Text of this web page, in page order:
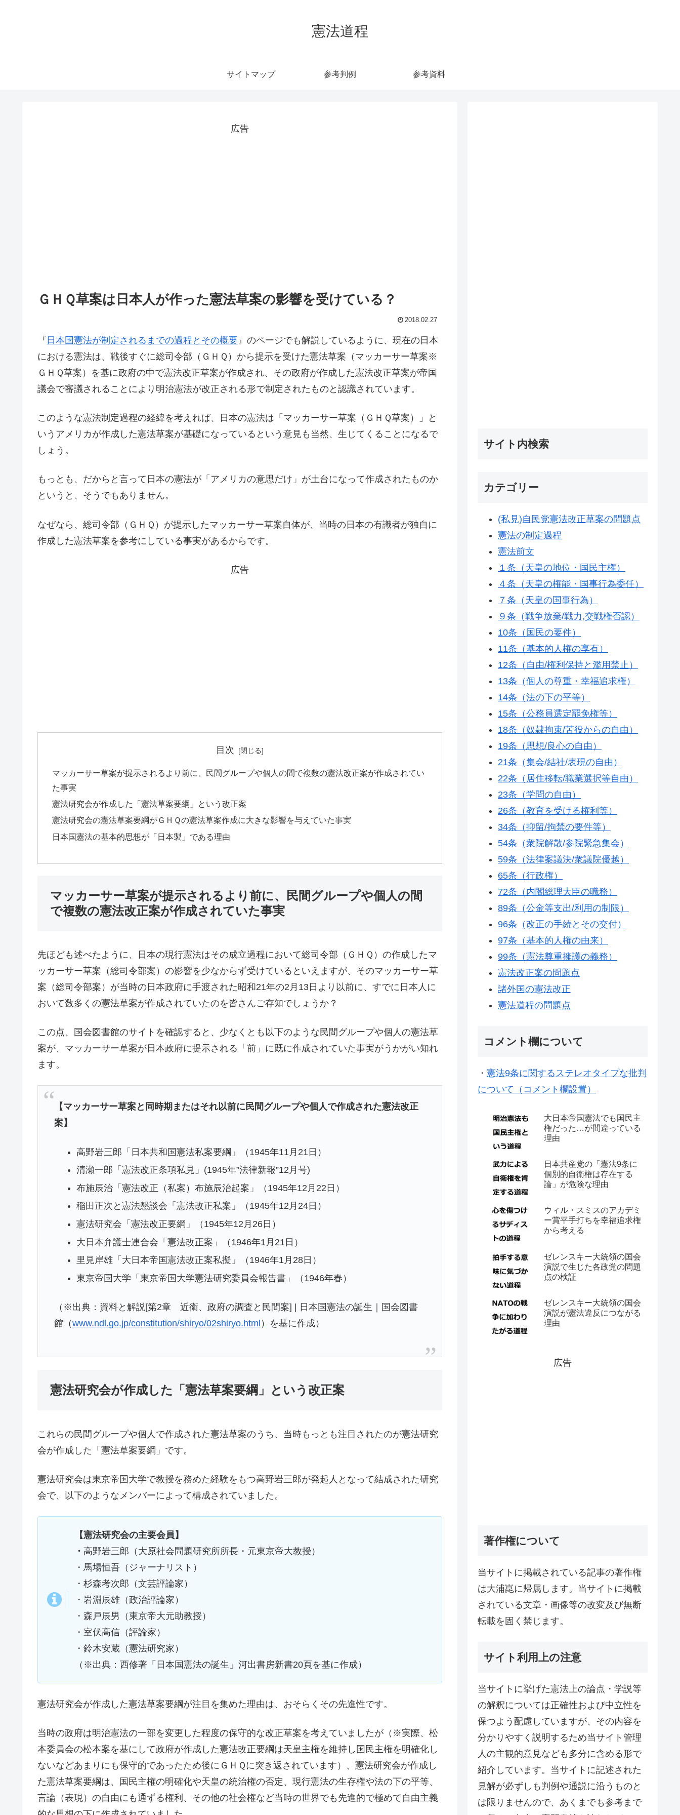
憲法道程
サイトマップ 参考判例 参考資料
広告
ＧＨＱ草案は日本人が作った憲法草案の影響を受けている？
2018.02.27
『 日本国憲法が制定されるまでの過程とその概要 』のページでも解説しているように、現在の日本
における憲法は、戦後すぐに総司令部（ＧＨＱ）から提示を受けた憲法草案（マッカーサー草案※
ＧＨＱ草案）を基に政府の中で憲法改正草案が作成され、その政府が作成した憲法改正草案が帝国
議会で審議されることにより明治憲法が改正される形で制定されたものと認識されています。
このような憲法制定過程の経緯を考えれば、日本の憲法は「マッカーサー草案（ＧＨＱ草案）」と
いうアメリカが作成した憲法草案が基礎になっているという意見も当然、生じてくることになるで
しょう。
もっとも、だからと言って日本の憲法が「アメリカの意思だけ」が土台になって作成されたものか
というと、そうでもありません。
なぜなら、総司令部（ＧＨＱ）が提示したマッカーサー草案自体が、当時の日本の有識者が独自に
作成した憲法草案を参考にしている事実があるからです。
広告
目次
マッカーサー草案が提示されるより前に、民間グループや個人の間で複数の憲法改正案が作成されてい
た事実
憲法研究会が作成した「憲法草案要綱」という改正案
憲法研究会の憲法草案要綱がＧＨＱの憲法草案作成に大きな影響を与えていた事実
日本国憲法の基本的思想が「日本製」である理由
マッカーサー草案が提示されるより前に、民間グループや個人の間
で複数の憲法改正案が作成されていた事実
先ほども述べたように、日本の現行憲法はその成立過程において総司令部（ＧＨＱ）の作成したマ
ッカーサー草案（総司令部案）の影響を少なからず受けているといえますが、そのマッカーサー草
案（総司令部案）が当時の日本政府に手渡された昭和21年の2月13日より以前に、すでに日本人に
おいて数多くの憲法草案が作成されていたのを皆さんご存知でしょうか？
この点、国会図書館のサイトを確認すると、少なくとも以下のような民間グループや個人の憲法草
案が、マッカーサー草案が日本政府に提示される「前」に既に作成されていた事実がうかがい知れ
ます。
【マッカーサー草案と同時期またはそれ以前に民間グループや個人で作成された憲法改正
案】
高野岩三郎「日本共和国憲法私案要綱」（1945年11月21日）
清瀬一郎「憲法改正条項私見」(1945年”法律新報”12月号)
布施辰治「憲法改正（私案）布施辰治起案」（1945年12月22日）
稲田正次と憲法懇談会「憲法改正私案」（1945年12月24日）
憲法研究会「憲法改正要綱」（1945年12月26日）
大日本弁護士連合会「憲法改正案」（1946年1月21日）
里見岸雄「大日本帝国憲法改正案私擬」（1946年1月28日）
東京帝国大学「東京帝国大学憲法研究委員会報告書」（1946年春）
（※出典：資料と解説[第2章 近衛、政府の調査と民間案] | 日本国憲法の誕生｜国会図書
館（www.ndl.go.jp/constitution/shiryo/02shiryo.html ）を基に作成）
憲法研究会が作成した「憲法草案要綱」という改正案
これらの民間グループや個人で作成された憲法草案のうち、当時もっとも注目されたのが憲法研究
会が作成した「憲法草案要綱」です。
憲法研究会は東京帝国大学で教授を務めた経験をもつ高野岩三郎が発起人となって結成された研究
会で、以下のようなメンバーによって構成されていました。
【憲法研究会の主要会員】
・ 高野岩三郎（大原社会問題研究所所長・元東京帝大教授）
・馬場恒吾（ジャーナリスト）
・杉森考次郎（文芸評論家）
・岩淵辰雄（政治評論家）
・森戸辰男（東京帝大元助教授）
・室伏高信（評論家）
・鈴木安蔵（憲法研究家）
（※出典：西修著「日本国憲法の誕生」河出書房新書20頁を基に作成）
憲法研究会が作成した憲法草案要綱が注目を集めた理由は、おそらくその先進性です。
当時の政府は明治憲法の一部を変更した程度の保守的な改正草案を考えていましたが（※実際、松
本委員会の松本案を基にして政府が作成した憲法改正要綱は天皇主権を維持し国民主権を明確化し
ないなどあまりにも保守的であったため後にＧＨＱに突き返されています）、憲法研究会が作成し
た憲法草案要綱は、国民主権の明確化や天皇の統治権の否定、現行憲法の生存権や法の下の平等、
言論（表現）の自由にも通ずる権利、その他の社会権など当時の世界でも先進的で極めて自由主義
サイト内検索
カテゴリー
(私見)自民党憲法改正草案の問題点
憲法の制定過程
憲法前文
１条（天皇の地位・国民主権）
４条（天皇の権能・国事行為委任）
７条（天皇の国事行為）
９条（戦争放棄/戦力,交戦権否認）
10条（国民の要件）
11条（基本的人権の享有）
12条（自由/権利保持と濫用禁止）
13条（個人の尊重・幸福追求権）
14条（法の下の平等）
15条（公務員選定罷免権等）
18条（奴隷拘束/苦役からの自由）
19条（思想/良心の自由）
21条（集会/結社/表現の自由）
22条（居住移転/職業選択等自由）
23条（学問の自由）
26条（教育を受ける権利等）
34条（抑留/拘禁の要件等）
54条（衆院解散/参院緊急集会）
59条（法律案議決/衆議院優越）
65条（行政権）
72条（内閣総理大臣の職務）
89条（公金等支出/利用の制限）
96条（改正の手続とその交付）
97条（基本的人権の由来）
99条（憲法尊重擁護の義務）
憲法改正案の問題点
諸外国の憲法改正
憲法道程の問題点
コメント欄について
・ 憲法9条に関するステレオタイプな批判
について（コメント欄設置）
大日本帝国憲法でも国民主
権だった…が間違っている
理由
日本共産党の「憲法9条に
個別的自衛権は存在する
論」が危険な理由
ウィル・スミスのアカデミ
ー賞平手打ちを幸福追求権
から考える
ゼレンスキー大統領の国会
演説で生じた各政党の問題
点の検証
ゼレンスキー大統領の国会
演説が憲法違反につながる
理由
広告
著作権について
当サイトに掲載されている記事の著作権
は大浦崑に帰属します。当サイトに掲載
されている文章・画像等の改変及び無断
転載を固く禁じます。
サイト利用上の注意
当サイトに挙げた憲法上の論点・学説等
の解釈については正確性および中立性を
保つよう配慮していますが、その内容を
分かりやすく説明するため当サイト管理
人の主観的意見なども多分に含める形で
紹介しています。当サイトに記述された
見解が必ずしも判例や通説に沿うものと
は限りませんので、あくまでも参考まで